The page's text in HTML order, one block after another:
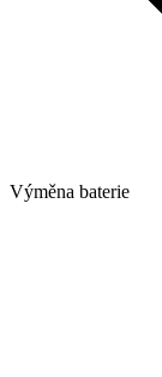
Výměna baterie